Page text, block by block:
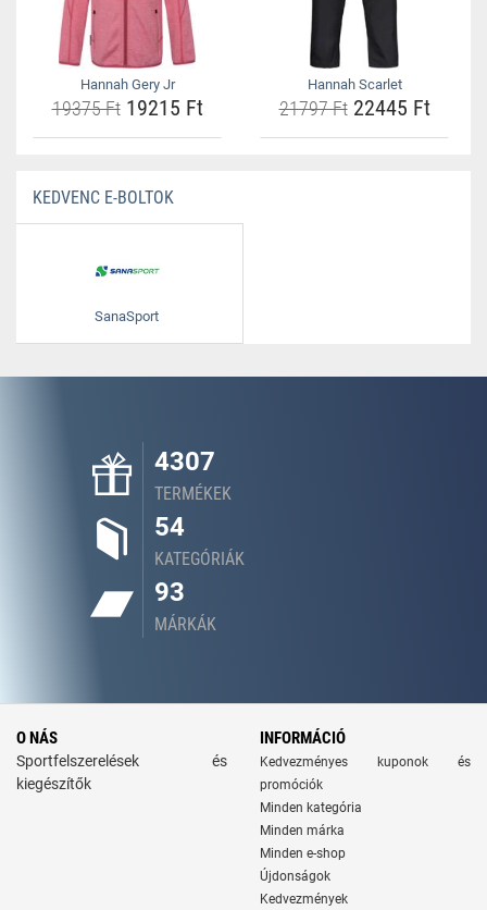
Hannah Gery Jr
19375 Ft19215 Ft
Hannah Scarlet
21797 Ft22445 Ft
KEDVENC E-BOLTOK
SanaSport
4307
TERMÉKEK
54
KATEGÓRIÁK
93
MÁRKÁK
O NÁS
Sportfelszerelések és
kiegészítők
INFORMÁCIÓ
Kedvezményes kuponok és
promóciók
Minden kategória
Minden márka
Minden e-shop
Újdonságok
Kedvezmények